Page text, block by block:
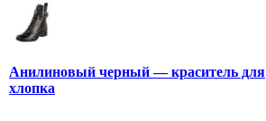
Анилиновый черный — краситель для
хлопка